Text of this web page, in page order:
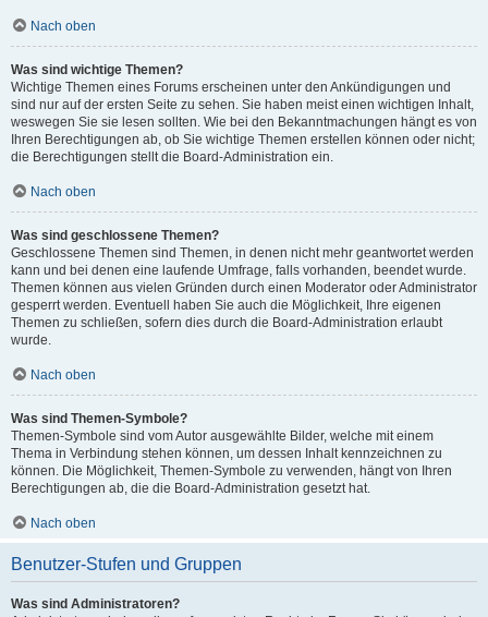
Nach oben
Was sind wichtige Themen?
Wichtige Themen eines Forums erscheinen unter den Ankündigungen und
sind nur auf der ersten Seite zu sehen. Sie haben meist einen wichtigen Inhalt,
weswegen Sie sie lesen sollten. Wie bei den Bekanntmachungen hängt es von
Ihren Berechtigungen ab, ob Sie wichtige Themen erstellen können oder nicht;
die Berechtigungen stellt die Board-Administration ein.
Nach oben
Was sind geschlossene Themen?
Geschlossene Themen sind Themen, in denen nicht mehr geantwortet werden
kann und bei denen eine laufende Umfrage, falls vorhanden, beendet wurde.
Themen können aus vielen Gründen durch einen Moderator oder Administrator
gesperrt werden. Eventuell haben Sie auch die Möglichkeit, Ihre eigenen
Themen zu schließen, sofern dies durch die Board-Administration erlaubt
wurde.
Nach oben
Was sind Themen-Symbole?
Themen-Symbole sind vom Autor ausgewählte Bilder, welche mit einem
Thema in Verbindung stehen können, um dessen Inhalt kennzeichnen zu
können. Die Möglichkeit, Themen-Symbole zu verwenden, hängt von Ihren
Berechtigungen ab, die die Board-Administration gesetzt hat.
Nach oben
Benutzer-Stufen und Gruppen
Was sind Administratoren?